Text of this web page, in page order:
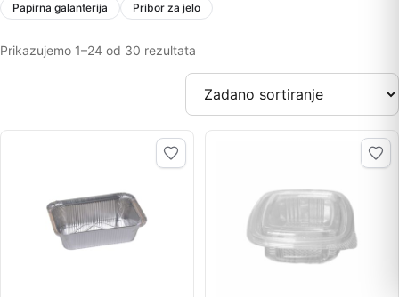
Papirna galanterija
Pribor za jelo
Prikazujemo 1–24 od 30 rezultata